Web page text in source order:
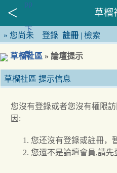
草榴
» 您尚未 登錄 註冊 | 檢索
草榴社區 » 論壇提示
草榴社區 提示信息
您沒有登錄或者您沒有權限
因:
您还沒有登錄或註冊，
您還不是論壇會員,請先